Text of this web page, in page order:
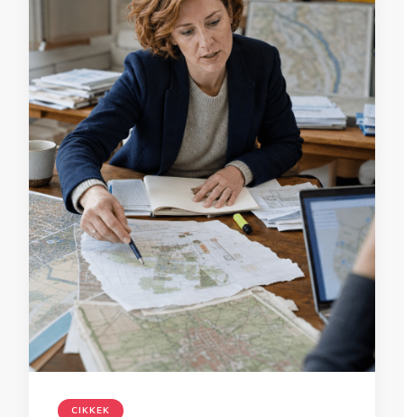
CIKKEK